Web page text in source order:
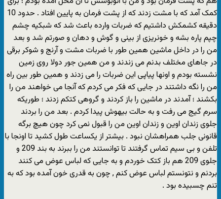
کمک آمد که با مشت زدند که از پشت فرمان به پایین افتاد . حدود 10
دقیقه کشمکش داشتیم که ضربات وارده باعث شد که شبکیه چشم
چپم پاره بشه و خونریزی از بینی و گوش و دهان و صورتم شد و بعد
من را در داخل ماشین همین طور با ضربات مشت و آرنج و شوکر برقی
در جاهای مختلف بدنم می زندند و من همین جور دولا روی زمین
نشسته بودم و اونها پیاپی این ضربات را می زدند و همین طور بین راه
من را نگه داشتند در جایی که فکر می کردم که آنجا می خواهند من را
بکشند ؛ آمدند در ماشین را باز کردند و گروهی کتکم زدند ؛ طوریکه
سرم گیج می رفت و به حالت بیهوش پیدا کردم . بعد من را بردند
جلوی زندان اوین و زندان اوین من را قبول نمی کرد چون هیچ برگه
قانونی جلب همراهشان نبود . بیشتر از یکساعت طول کشید تا اونجا با
تلفن و بی سیم تماس گرفتند تا توانستند من را ببرند به بند 209 و
جلوی 209 هم باز کتک خوردم و به جایی که لباس عوض می کنند
بردنم و نتونستم لباس عوض کنم , چون به قدری خون آمده بود که به
تنم چسبیده بود .